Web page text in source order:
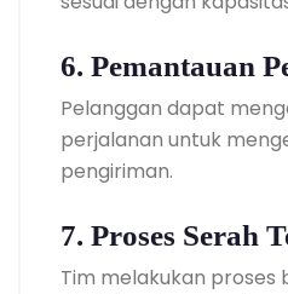
6. Pemantauan
Pelanggan dapat
perjalanan untuk
pengiriman.
7. Proses Serah
Tim melakukan proses